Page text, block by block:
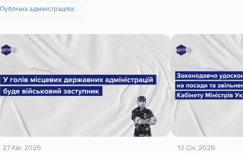
Публічна адміністрація
27 Кві, 2026 13 Січ, 2026